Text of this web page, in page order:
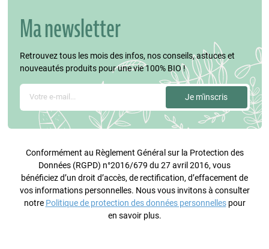
Ma newsletter
Retrouvez tous les mois des infos, nos conseils, astuces et
nouveautés produits pour une vie 100% BIO !
Conformément au Règlement Général sur la Protection des
Données (RGPD) n°2016/679 du 27 avril 2016, vous
bénéficiez d’un droit d’accès, de rectification, d’effacement de
vos informations personnelles. Nous vous invitons à consulter
notre Politique de protection des données personnellespour
en savoir plus.